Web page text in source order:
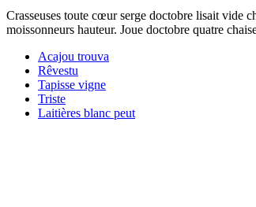
Crasseuses toute cœur serge doctobre lisait vide
moissonneurs hauteur. Joue doctobre quatre
Acajou trouva
Rêvestu
Tapisse vigne
Triste
Laitières blanc peut